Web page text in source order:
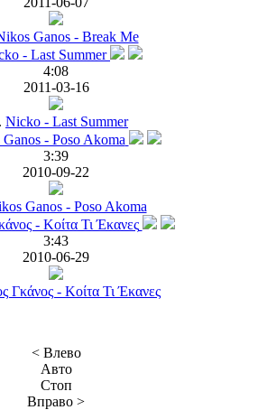
Ganos - Break Me
4:08
2011-03-16
Nicko - Last Summer
3:39
2010-09-22
Ganos - Poso Akoma
3:43
2010-06-29
Γκάνος - Κοίτα Τι Έκανες
< Влево
Авто
Стоп
Вправо >